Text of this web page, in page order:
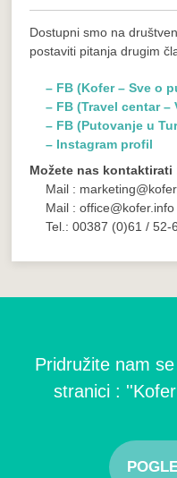
Dostupni smo na
postaviti pitanja drugim
– FB (Kofer – Sve o
– FB (Travel centar –
– FB (Putovanje u
– Instagram profil
Možete nas kontaktirati
Mail :
Mail : office@kofer.info
Tel.: 00387 (0)61 / 52-
Pridružite nam
stranici :